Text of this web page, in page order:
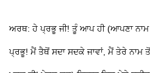
ਅਰਥ: ਹੇ ਪ੍ਰਭੂ ਜੀ! ਤੂੰ ਆਪ ਹੀ (ਆਪਣਾ
ਪ੍ਰਭੂ! ਮੈਂ ਤੈਥੋਂ ਸਦਾ ਸਦਕੇ ਜਾਵਾਂ, ਮੈਂ ਤੇਰੇ ਨਾਮ